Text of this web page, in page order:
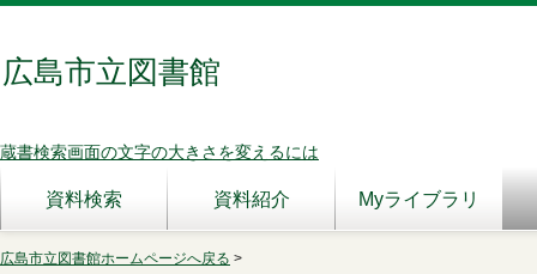
広島市立図書館
蔵書検索画面の文字の大きさを変えるには
資料検索 資料紹介 Myライブラリ
広島市立図書館ホームページへ戻る >